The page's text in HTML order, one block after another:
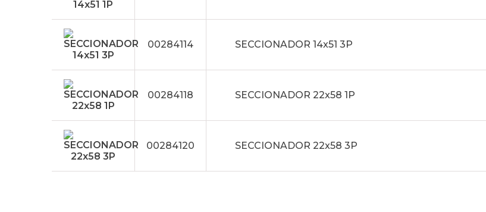
00284114 SECCIONADOR 14x51 3P
00284118 SECCIONADOR 22x58 1P
00284120 SECCIONADOR 22x58 3P